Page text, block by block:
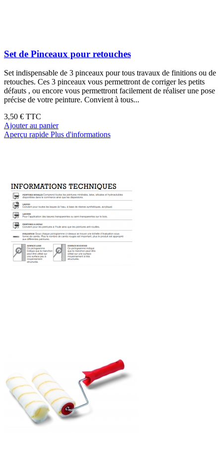
Set de Pinceaux pour retouches
Set indispensable de 3 pinceaux pour tous travaux de finitions ou de
retouches. Ces 3 pinceaux vous permettront de corriger les petits
défauts , ou encore vous permettront facilement de réaliser une pose
précise de votre peinture. Convient à tous...
3,50 € TTC
Ajouter au panier
Aperçu rapide Plus d'informations